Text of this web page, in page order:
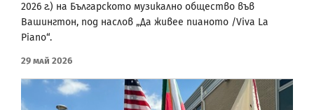
2026 г.) на Българското музикално общество във
Вашингтон, под наслов „Да живее пианото /Viva La
Piano“.
29 Май 2026